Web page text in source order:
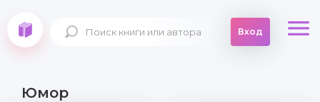
Вход
Юмор